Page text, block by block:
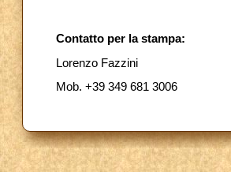
Contatto per la stampa:
Lorenzo Fazzini
Mob. +39 349 681 3006